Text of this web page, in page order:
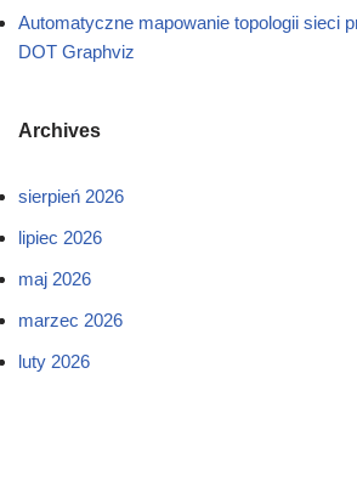
Automatyczne mapowanie topologii sieci
DOT Graphviz
Archives
sierpień 2026
lipiec 2026
maj 2026
marzec 2026
luty 2026